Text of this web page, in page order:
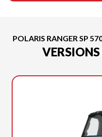
POLARIS RANGER SP